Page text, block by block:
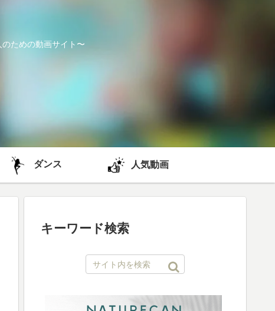
ための動画サイト〜
ダンス 人気動画
キーワード検索